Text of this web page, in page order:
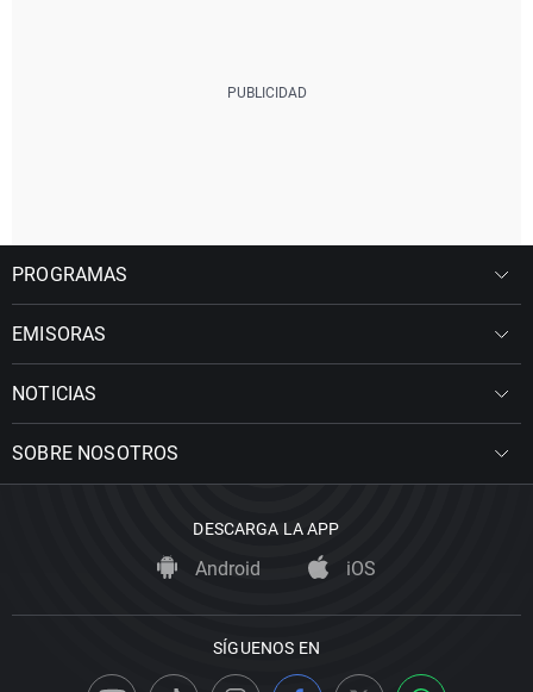
PROGRAMAS
EMISORAS
NOTICIAS
SOBRE NOSOTROS
DESCARGA LA APP
Android iOS
SÍGUENOS EN